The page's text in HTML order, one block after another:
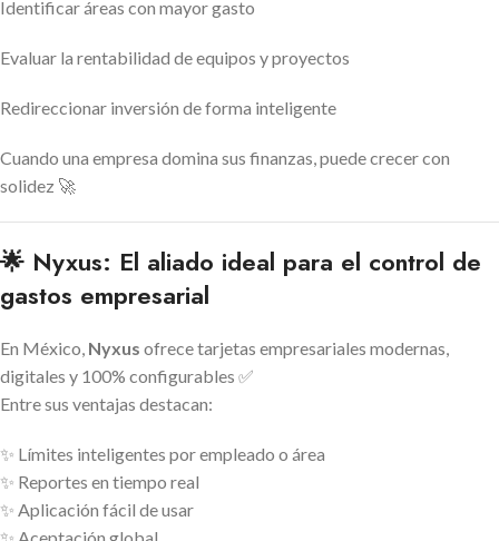
Identificar áreas con mayor gasto
Evaluar la rentabilidad de equipos y proyectos
Redireccionar inversión de forma inteligente
Cuando una empresa domina sus finanzas, puede crecer con
solidez 🚀
🌟 Nyxus: El aliado ideal para el control de
gastos empresarial
En México, Nyxus ofrece tarjetas empresariales modernas,
digitales y 100% configurables ✅
Entre sus ventajas destacan:
✨ Límites inteligentes por empleado o área
✨ Reportes en tiempo real
✨ Aplicación fácil de usar